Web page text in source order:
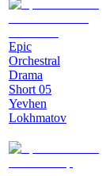
Epic
Orchestral
Drama
Short 05
Yevhen
Lokhmatov